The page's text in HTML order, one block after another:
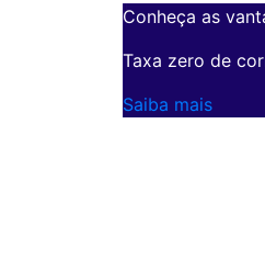
Conheça as
Taxa zero de
Saiba mais